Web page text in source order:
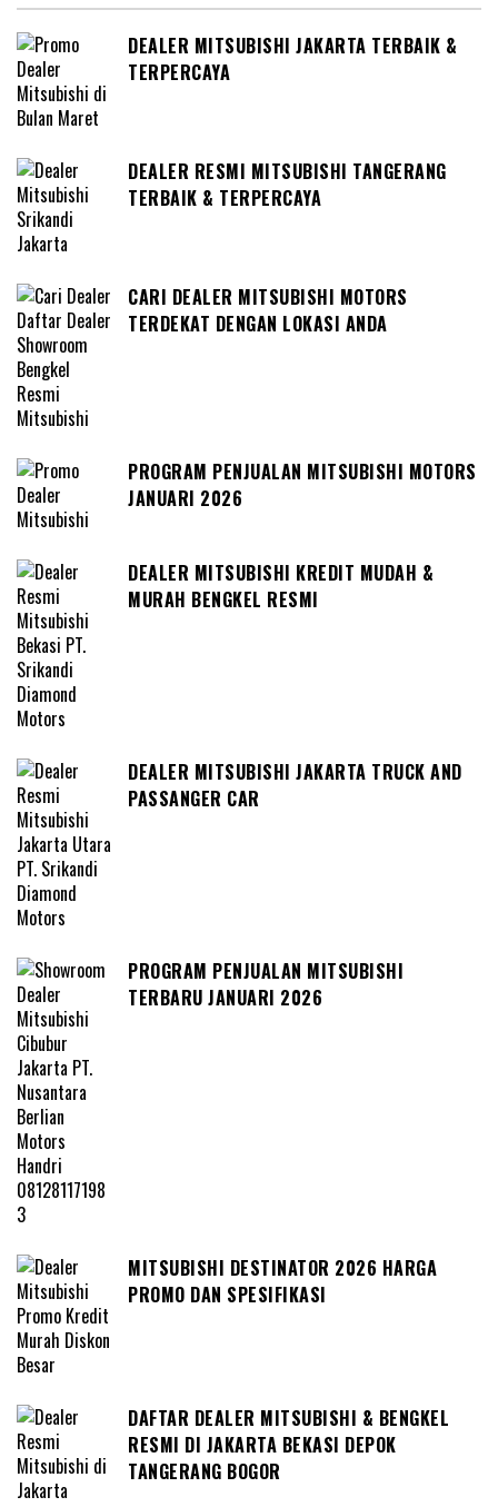
DEALER MITSUBISHI JAKARTA TERBAIK &
TERPERCAYA
DEALER RESMI MITSUBISHI TANGERANG
TERBAIK & TERPERCAYA
CARI DEALER MITSUBISHI MOTORS
TERDEKAT DENGAN LOKASI ANDA
PROGRAM PENJUALAN MITSUBISHI MOTORS
JANUARI 2026
DEALER MITSUBISHI KREDIT MUDAH &
MURAH BENGKEL RESMI
DEALER MITSUBISHI JAKARTA TRUCK AND
PASSANGER CAR
PROGRAM PENJUALAN MITSUBISHI
TERBARU JANUARI 2026
MITSUBISHI DESTINATOR 2026 HARGA
PROMO DAN SPESIFIKASI
DAFTAR DEALER MITSUBISHI & BENGKEL
RESMI DI JAKARTA BEKASI DEPOK
TANGERANG BOGOR